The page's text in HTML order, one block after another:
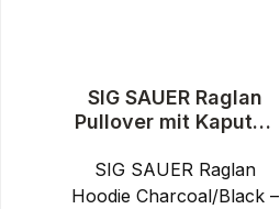
SIG SAUER Raglan
Pullover mit Kaputze
Grau/Schwarz
SIG SAUER Raglan
Hoodie Charcoal/Black –